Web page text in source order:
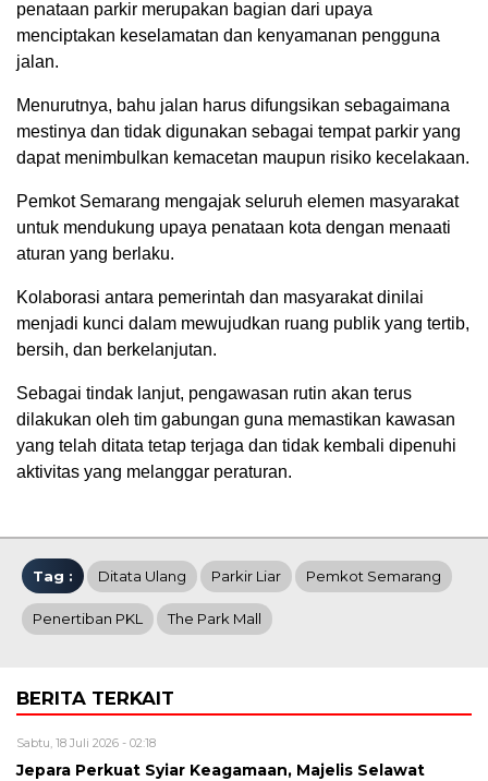
penataan parkir merupakan bagian dari upaya
menciptakan keselamatan dan kenyamanan pengguna
jalan.
Menurutnya, bahu jalan harus difungsikan sebagaimana
mestinya dan tidak digunakan sebagai tempat parkir yang
dapat menimbulkan kemacetan maupun risiko kecelakaan.
Pemkot Semarang mengajak seluruh elemen masyarakat
untuk mendukung upaya penataan kota dengan menaati
aturan yang berlaku.
Kolaborasi antara pemerintah dan masyarakat dinilai
menjadi kunci dalam mewujudkan ruang publik yang tertib,
bersih, dan berkelanjutan.
Sebagai tindak lanjut, pengawasan rutin akan terus
dilakukan oleh tim gabungan guna memastikan kawasan
yang telah ditata tetap terjaga dan tidak kembali dipenuhi
aktivitas yang melanggar peraturan.
Tag : Ditata Ulang Parkir Liar Pemkot Semarang
Penertiban PKL The Park Mall
BERITA TERKAIT
Sabtu, 18 Juli 2026 - 02:18
Jepara Perkuat Syiar Keagamaan, Majelis Selawat